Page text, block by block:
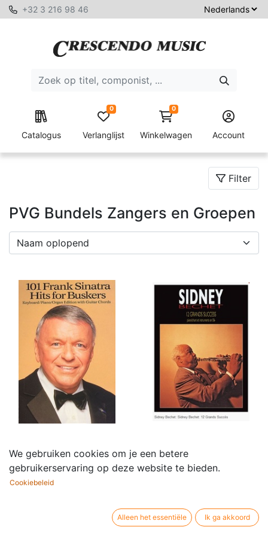
+32 3 216 98 46
Catalogus Verlanglijst
0 0
Winkelwagen Account
Filter
PVG Bundels Zangers en Groepen
101 Frank Sinatra Hits
for Buskers
26,95€
12 Grands Succès
16,95
We gebruiken cookies om je een betere
gebruikerservaring op deze website te bieden.
Cookiebeleid
Alleen het essentiële Ik ga akkoord